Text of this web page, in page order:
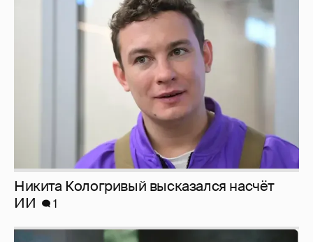
Никита Кологривый высказался насчёт
ИИ
1